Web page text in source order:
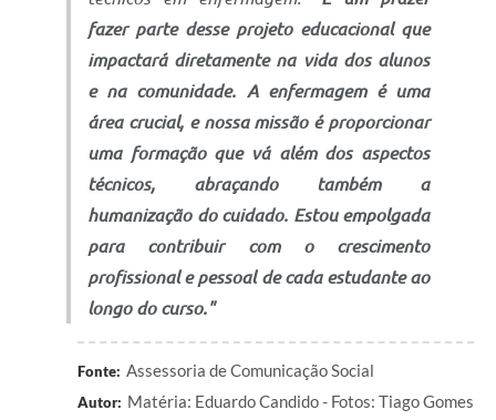
fazer parte desse projeto educacional que
impactará diretamente na vida dos alunos
e na comunidade. A enfermagem é uma
área crucial, e nossa missão é proporcionar
uma formação que vá além dos aspectos
técnicos, abraçando também a
humanização do cuidado. Estou empolgada
para contribuir com o crescimento
profissional e pessoal de cada estudante ao
longo do curso."
Fonte: Assessoria de Comunicação Social
Autor: Matéria: Eduardo Candido - Fotos: Tiago Gomes